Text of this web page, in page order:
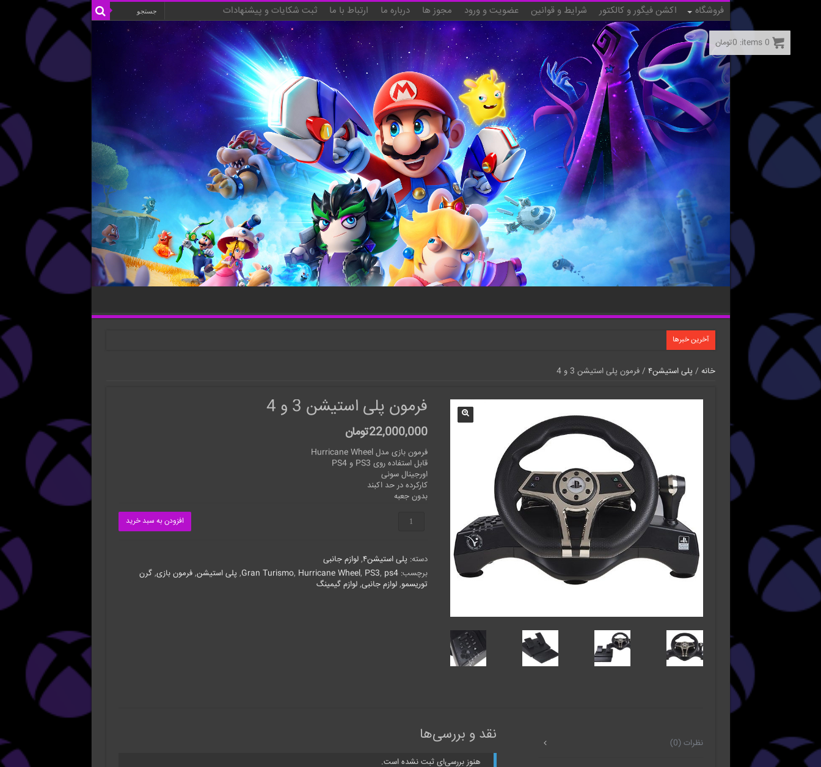
فروشگاه اکشن فیگور و کالکتور شرایط و قوانین عضویت و ورود مجوز ها درباره ما ارتباط با ما ثبت شکایات و پیشنهادات
آخرین خبرها
خانه / پلی استیشن۴ / فرمون پلی استیشن 3 و 4
فرمون پلی استیشن 3 و 4
22,000,000تومان
فرمون بازی مدل Hurricane Wheel
قابل استفاده روی PS3 و PS4
اورجینال سونی
کارکرده در حد اکبند
بدون جعبه
فرمون
و
4
عدد
افزودن به سبد خرید
دسته: پلی استیشن۴ , لوازم جانبی
برچسب:
Gran Turismo, Hurricane Wheel, PS3, ps4
, پلی استیشن, فرمون بازی, گرن
توریسمو, لوازم جانبی, لوازم گیمینگ
نظرات (0) نقد و بررسی‌ها
هنوز بررسی‌ای ثبت نشده است.
0
items:
0تومان